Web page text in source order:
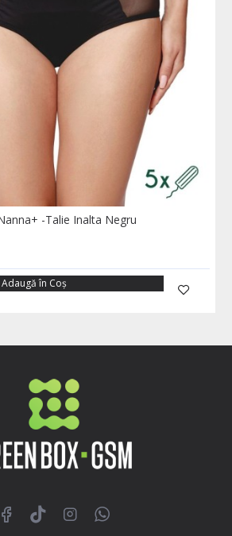
-Talie Inalta Negru
Adaugă în Coş